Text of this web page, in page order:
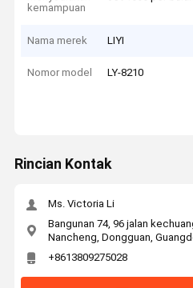
kemampuan
Nama merek LIYI
Nomor model LY-8210
Rincian Kontak
Ms. Victoria Li
Bangunan 74, 96 jalan
Nancheng, Dongguan,
+8613809275028